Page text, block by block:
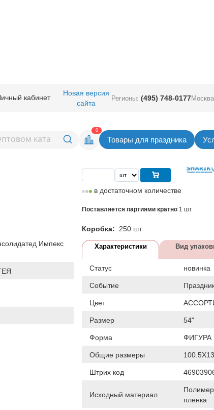
кабинет
Новая версия
сайта
Регионы: (495) 748-0177
0
Товары для праздника
К ФИГУРА Волшебник
Изумруд Город
Импекс
в достаточном количестве
Поставляется партиями кратно 1 шт
Коробка: 250 шт
Характеристики Вид
Статус новинка
Событие
Цвет
Размер 54"
Форма ФИГУРА
Общие размеры
Штрих код
Исходный материал
пленка